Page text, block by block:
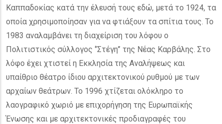
Καππαδοκίας κατά την έλευσή τους εδώ, μετά το 1924, τα
οποία χρησιμοποίησαν για να φτιάξουν τα σπίτια τους. Το
1983 αναλαμβάνει τη διαχείριση του λόφου ο
Πολιτιστικός σύλλογος ‘’Στέγη’’ της Νέας Καρβάλης. Στο
λόφο έχει χτιστεί η Εκκλησία της Αναλήψεως και
υπαίθριο θέατρο ίδιου αρχιτεκτονικού ρυθμού με των
αρχαίων θεάτρων. Το 1996 χτίζεται ολόκληρο το
λαογραφικό χωριό με επιχορήγηση της Ευρωπαϊκής
Ένωσης και με αρχιτεκτονικές προδιαγραφές του